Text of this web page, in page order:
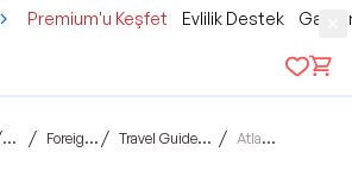
Premium'u Keşfet Evlilik Destek
/Kitap
/ Foreign Books / Travel Guides and Maps / Atlas (Yab.)